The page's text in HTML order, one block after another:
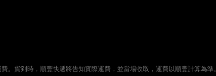
貨到時，順豐快遞將告知實際運費，並當場收取，運費以順豐計算為準。